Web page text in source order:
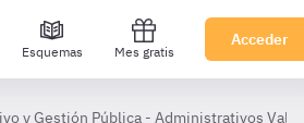
Esquemas Mes gratis
Acceder
y Gestión Pública - Administrativos